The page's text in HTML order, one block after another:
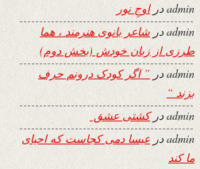
adminدراوجِ نور
adminدر شاعر بانوی هنرمند ، هما
طرزی از زبان خودش (بخش دوم)
adminدر ” اگر کودک درونم حرف
بزند “
adminدرکشتی عشق
adminدر عیسا دمی کجاست که احیای
ما کند